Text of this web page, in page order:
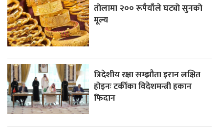
तोलामा २०० रूपैयाँले घट्यो सुनको
मूल्य
त्रिदेशीय रक्षा सम्झौता इरान लक्षित
होइनः टर्कीका विदेशमन्त्री हकान
फिदान